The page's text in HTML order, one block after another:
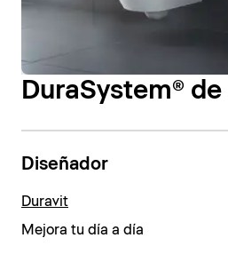
DuraSystem®
Diseñador
Duravit
Mejora tu día a día